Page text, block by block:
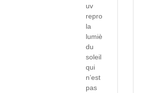
uv
reproduisent
la
lumière
du
soleil
qui
n’est
pas